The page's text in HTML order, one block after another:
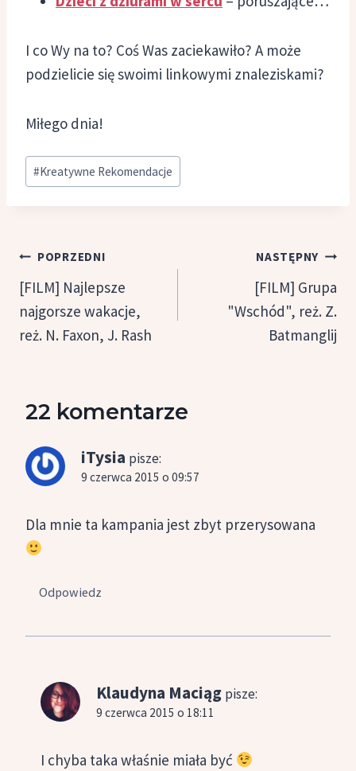
I co Wy na to? Coś Was zaciekawiło? A może
podzielicie się swoimi linkowymi znaleziskami?
Miłego dnia!
Tagi
wpisu:
#Kreatywne Rekomendacje
Nawigacja
wpisu
POPRZEDNI
[FILM] Najlepsze
najgorsze wakacje,
reż. N. Faxon, J. Rash
NASTĘPNY
[FILM] Grupa
"Wschód", reż. Z.
Batmanglij
22 komentarze
iTysia pisze:
9 czerwca 2015 o 09:57
Dla mnie ta kampania jest zbyt przerysowana
Odpowiedz
Klaudyna Maciąg pisze:
9 czerwca 2015 o 18:11
I chyba taka właśnie miała być